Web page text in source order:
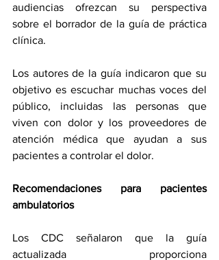
audiencias ofrezcan su perspectiva
sobre el borrador de la guía de práctica
clínica.
Los autores de la guía indicaron que su
objetivo es escuchar muchas voces del
público, incluidas las personas que
viven con dolor y los proveedores de
atención médica que ayudan a sus
pacientes a controlar el dolor.
Recomendaciones para pacientes
ambulatorios
Los CDC señalaron que la guía
actualizada proporciona